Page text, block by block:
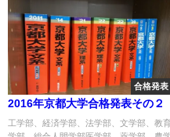
合格発表
2016年京都大学合格発表その２
工学部、経済学部、法学部、文学部、教育